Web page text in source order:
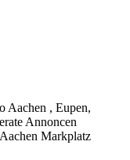
Aachen , Eupen,
Annoncen
Markplatz